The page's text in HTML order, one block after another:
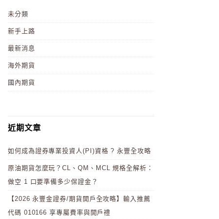
未分類
新手上路
最新消息
海外期貨
國內期貨
近期文章
如何成為證券專業投資人(PI)資格 ? 永豐全攻略
原油期貨怎麼玩？CL、QM、MCL 規格全解析：
做空 1 口要準備多少保證金？
【2026 永豐金證券/期貨開戶全攻略】輸入推薦
代碼 010166 享專屬費率與開戶禮